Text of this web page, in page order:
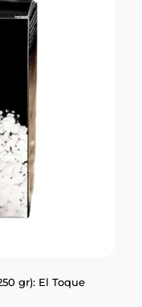
gr): El Toque